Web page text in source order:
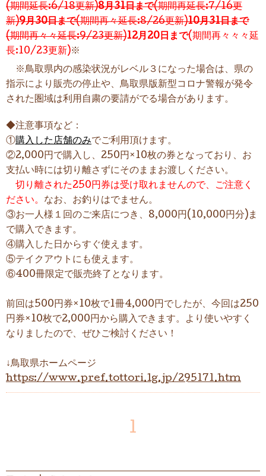
(期間延長:6/18更新)8月31日まで(期間再延長:7/16更
新)9月30日まで(期間再々延長:8/26更新)10月31日まで
(期間再々々延長:9/23更新)12月20日まで(期間再々々々延
長:10/23更新)※
※鳥取県内の感染状況がレベル３になった場合は、県の
指示により販売の停止や、鳥取県版新型コロナ警報が発令
された圏域は利用自粛の要請がでる場合があります。
◆注意事項など：
①購入した店舗のみでご利用頂けます。
②2,000円で購入し、250円×10枚の券となっており、お
支払い時には切り離さずにそのままお渡しください。
切り離された250円券は受け取れませんので、ご注意く
ださい。 なお、お釣りはでません。
③お一人様１回のご来店につき、8,000円(10,000円分)ま
で購入できます。
④購入した日からすぐ使えます。
⑤テイクアウトにも使えます。
⑥400冊限定で販売終了となります。
前回は500円券×10枚で1冊4,000円でしたが、今回は250
円券×10枚で2,000円から購入できます。より使いやすく
なりましたので、ぜひご検討ください！
↓鳥取県ホームページ
https://www.pref.tottori.lg.jp/295171.htm
1